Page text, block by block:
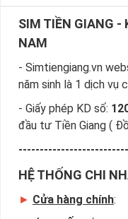
SIM TIỀN GIANG -
NAM
- Simtiengiang.vn
năm sinh là 1 dịch vụ
- Giấy phép KD số:
đầu tư Tiền Giang (
HỆ THỐNG CHI
► Cửa hàng chính: